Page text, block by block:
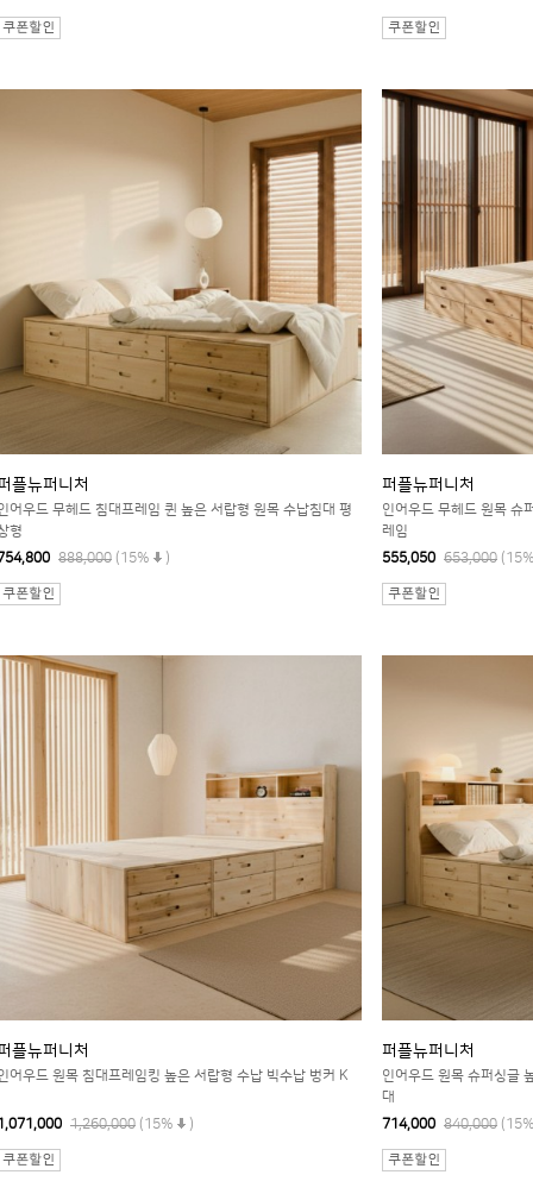
플뉴퍼니처
어우드 무헤드 침대프레임 퀸 높은 서랍형 원목 수납침대 평
형
888,000 (15% )
퍼플뉴퍼니처
인어우드 무헤드 원목 슈
레임
555,050 653,000
플뉴퍼니처
어우드 원목 침대프레임킹 높은 서랍형 수납 빅수납 벙커 K
1,260,000 (15% )
퍼플뉴퍼니처
인어우드 원목 슈퍼싱글
대
714,000 840,000